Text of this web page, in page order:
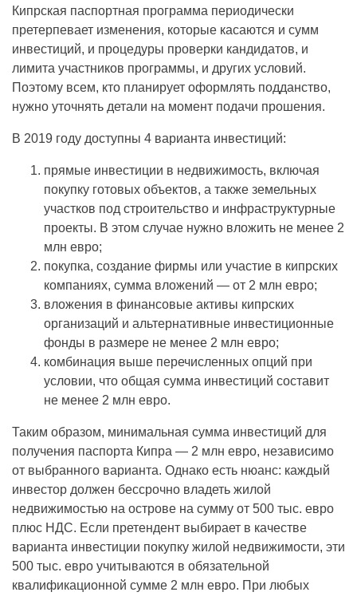
Кипрская паспортная программа периодически
претерпевает изменения, которые касаются и сумм
инвестиций, и процедуры проверки кандидатов, и
лимита участников программы, и других условий.
Поэтому всем, кто планирует оформлять подданство,
нужно уточнять детали на момент подачи прошения.
В 2019 году доступны 4 варианта инвестиций:
прямые инвестиции в недвижимость, включая
покупку готовых объектов, а также земельных
участков под строительство и инфраструктурные
проекты. В этом случае нужно вложить не менее 2
млн евро;
покупка, создание фирмы или участие в кипрских
компаниях, сумма вложений — от 2 млн евро;
вложения в финансовые активы кипрских
организаций и альтернативные инвестиционные
фонды в размере не менее 2 млн евро;
комбинация выше перечисленных опций при
условии, что общая сумма инвестиций составит
не менее 2 млн евро.
Таким образом, минимальная сумма инвестиций для
получения паспорта Кипра — 2 млн евро, независимо
от выбранного варианта. Однако есть нюанс: каждый
инвестор должен бессрочно владеть жилой
недвижимостью на острове на сумму от 500 тыс. евро
плюс НДС. Если претендент выбирает в качестве
варианта инвестиции покупку жилой недвижимости, эти
500 тыс. евро учитываются в обязательной
квалификационной сумме 2 млн евро. При любых